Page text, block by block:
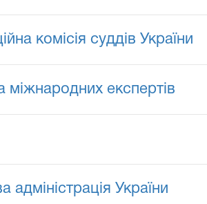
комісія суддів України
міжнародних експертів
України